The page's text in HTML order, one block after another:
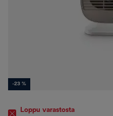
-23 %
Loppu varastosta